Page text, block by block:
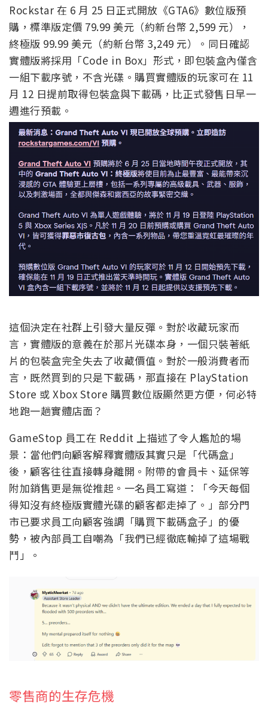
Rockstar 在 6 月 25 日正式開放《GTA6》數位版預
購，標準版定價 79.99 美元（約新台幣 2,599 元），
終極版 99.99 美元（約新台幣 3,249 元）。同日確認
實體版將採用「Code in Box」形式，即包裝盒內僅含
一組下載序號，不含光碟。購買實體版的玩家可在 11
月 12 日提前取得包裝盒與下載碼，比正式發售日早一
週進行預載。
這個決定在社群上引發大量反彈。對於收藏玩家而
言，實體版的意義在於那片光碟本身，一個只裝著紙
片的包裝盒完全失去了收藏價值。對於一般消費者而
言，既然買到的只是下載碼，那直接在 PlayStation
Store 或 Xbox Store 購買數位版顯然更方便，何必特
地跑一趟實體店面？
GameStop 員工在 Reddit 上描述了令人尷尬的場
景：當他們向顧客解釋實體版其實只是「代碼盒」
後，顧客往往直接轉身離開。附帶的會員卡、延保等
附加銷售更是無從推起。一名員工寫道：「今天每個
得知沒有終極版實體光碟的顧客都走掉了。」部分門
市已要求員工向顧客強調「購買下載碼盒子」的優
勢，被內部員工自嘲為「我們已經徹底輸掉了這場戰
鬥」。
零售商的生存危機